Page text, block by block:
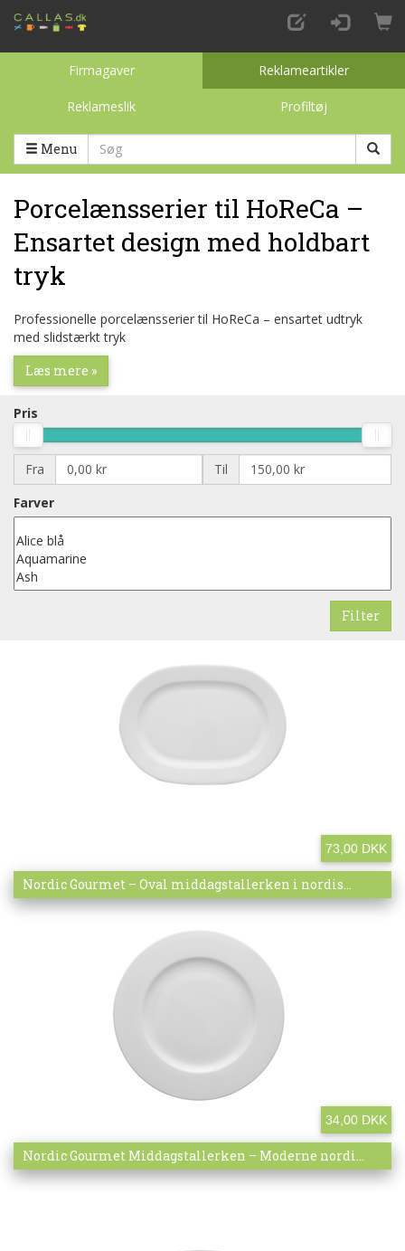
Firmagaver Reklameartikler
Reklameslik Profiltøj
Toggle categories
Menu
Porcelænsserier til HoReCa –
Ensartet design med holdbart
tryk
Professionelle porcelænsserier til HoReCa – ensartet udtryk
med slidstærkt tryk
Læs mere »
Pris
Fra
Til
Farver
73,00 DKK
Nordic Gourmet – Oval middagstallerken i nordis...
Mere info
34,00 DKK
Nordic Gourmet Middagstallerken – Moderne nordi...
Mere info